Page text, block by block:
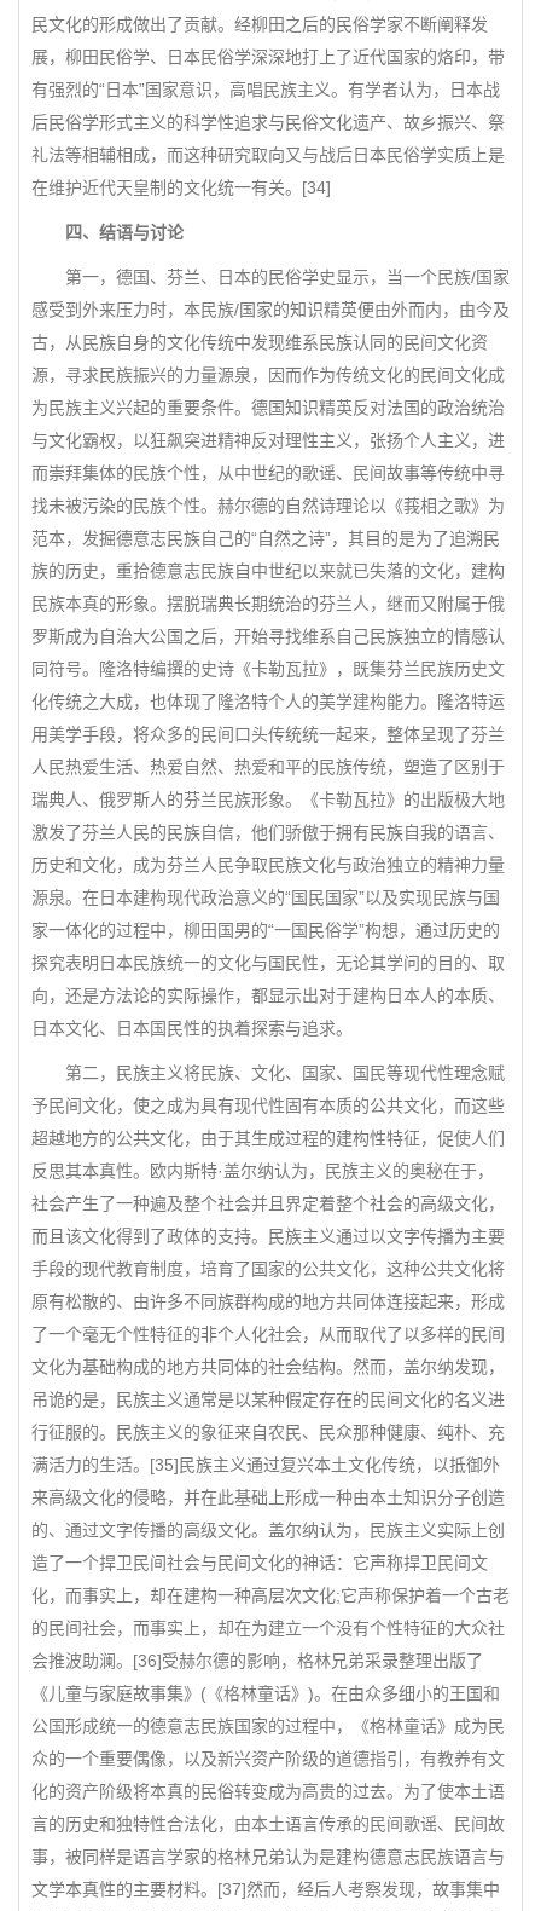
民文化的形成做出了贡献。经柳田之后的民俗学家不断阐释发
展，柳田民俗学、日本民俗学深深地打上了近代国家的烙印，带
有强烈的“日本”国家意识，高唱民族主义。有学者认为，日本战
后民俗学形式主义的科学性追求与民俗文化遗产、故乡振兴、祭
礼法等相辅相成，而这种研究取向又与战后日本民俗学实质上是
在维护近代天皇制的文化统一有关。[34]
四、结语与讨论
第一，德国、芬兰、日本的民俗学史显示，当一个民族/国家
感受到外来压力时，本民族/国家的知识精英便由外而内，由今及
古，从民族自身的文化传统中发现维系民族认同的民间文化资
源，寻求民族振兴的力量源泉，因而作为传统文化的民间文化成
为民族主义兴起的重要条件。德国知识精英反对法国的政治统治
与文化霸权，以狂飙突进精神反对理性主义，张扬个人主义，进
而崇拜集体的民族个性，从中世纪的歌谣、民间故事等传统中寻
找未被污染的民族个性。赫尔德的自然诗理论以《莪相之歌》为
范本，发掘德意志民族自己的“自然之诗”，其目的是为了追溯民
族的历史，重拾德意志民族自中世纪以来就已失落的文化，建构
民族本真的形象。摆脱瑞典长期统治的芬兰人，继而又附属于俄
罗斯成为自治大公国之后，开始寻找维系自己民族独立的情感认
同符号。隆洛特编撰的史诗《卡勒瓦拉》，既集芬兰民族历史文
化传统之大成，也体现了隆洛特个人的美学建构能力。隆洛特运
用美学手段，将众多的民间口头传统统一起来，整体呈现了芬兰
人民热爱生活、热爱自然、热爱和平的民族传统，塑造了区别于
瑞典人、俄罗斯人的芬兰民族形象。《卡勒瓦拉》的出版极大地
激发了芬兰人民的民族自信，他们骄傲于拥有民族自我的语言、
历史和文化，成为芬兰人民争取民族文化与政治独立的精神力量
源泉。在日本建构现代政治意义的“国民国家”以及实现民族与国
家一体化的过程中，柳田国男的“一国民俗学”构想，通过历史的
探究表明日本民族统一的文化与国民性，无论其学问的目的、取
向，还是方法论的实际操作，都显示出对于建构日本人的本质、
日本文化、日本国民性的执着探索与追求。
第二，民族主义将民族、文化、国家、国民等现代性理念赋
予民间文化，使之成为具有现代性固有本质的公共文化，而这些
超越地方的公共文化，由于其生成过程的建构性特征，促使人们
反思其本真性。欧内斯特·盖尔纳认为，民族主义的奥秘在于，
社会产生了一种遍及整个社会并且界定着整个社会的高级文化，
而且该文化得到了政体的支持。民族主义通过以文字传播为主要
手段的现代教育制度，培育了国家的公共文化，这种公共文化将
原有松散的、由许多不同族群构成的地方共同体连接起来，形成
了一个毫无个性特征的非个人化社会，从而取代了以多样的民间
文化为基础构成的地方共同体的社会结构。然而，盖尔纳发现，
吊诡的是，民族主义通常是以某种假定存在的民间文化的名义进
行征服的。民族主义的象征来自农民、民众那种健康、纯朴、充
满活力的生活。[35]民族主义通过复兴本土文化传统，以抵御外
来高级文化的侵略，并在此基础上形成一种由本土知识分子创造
的、通过文字传播的高级文化。盖尔纳认为，民族主义实际上创
造了一个捍卫民间社会与民间文化的神话：它声称捍卫民间文
化，而事实上，却在建构一种高层次文化;它声称保护着一个古老
的民间社会，而事实上，却在为建立一个没有个性特征的大众社
会推波助澜。[36]受赫尔德的影响，格林兄弟采录整理出版了
《儿童与家庭故事集》(《格林童话》)。在由众多细小的王国和
公国形成统一的德意志民族国家的过程中，《格林童话》成为民
众的一个重要偶像，以及新兴资产阶级的道德指引，有教养有文
化的资产阶级将本真的民俗转变成为高贵的过去。为了使本土语
言的历史和独特性合法化，由本土语言传承的民间歌谣、民间故
事，被同样是语言学家的格林兄弟认为是建构德意志民族语言与
文学本真性的主要材料。[37]然而，经后人考察发现，故事集中